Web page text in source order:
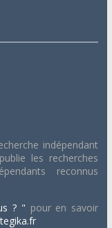
indépendant
les recherches
reconnus
? " pour en savoir